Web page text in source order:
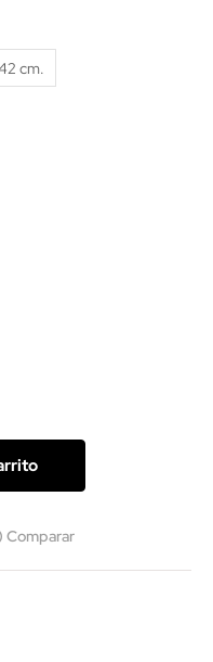
cm.
Comparar